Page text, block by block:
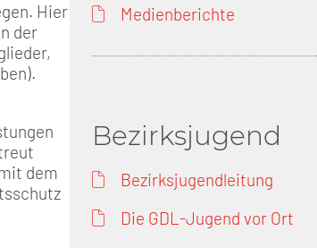
Hier
der
dem
Medienberichte
Bezirksjugend
Bezirksjugendleitung
Die GDL-Jugend vor Ort